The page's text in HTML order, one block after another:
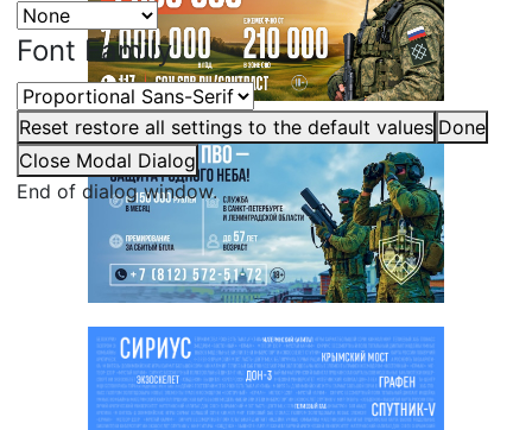
Font Family
Reset restore all settings to the default values Done
Close Modal Dialog
End of dialog window.